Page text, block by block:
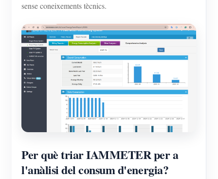
sense coneixements tècnics.
Per què triar IAMMETER per a
l'anàlisi del consum d'energia?